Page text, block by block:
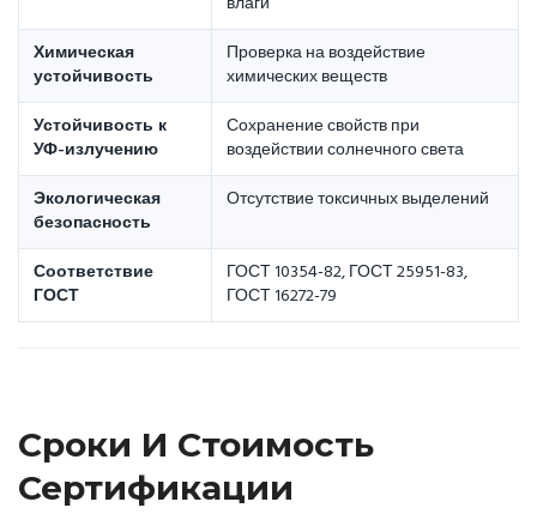
Химическая
устойчивость
Проверка на воздействие
химических веществ
Устойчивость к
УФ-излучению
Сохранение свойств при
воздействии солнечного света
Экологическая
безопасность
Отсутствие токсичных выделений
Соответствие
ГОСТ
ГОСТ 10354-82, ГОСТ 25951-83,
ГОСТ 16272-79
Сроки И Стоимость
Сертификации